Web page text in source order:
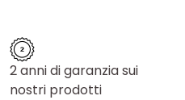
2 anni di garanzia sui
nostri prodotti